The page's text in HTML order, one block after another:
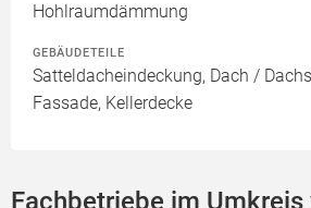
Hohlraumdämmung
GEBÄUDETEILE
Satteldacheindeckung, Dach /
Fassade, Kellerdecke
Fachbetriebe im Umkreis